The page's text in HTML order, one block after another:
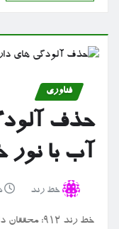
فناوری
حذف
آب با نور
خط رند
خط رند 912: